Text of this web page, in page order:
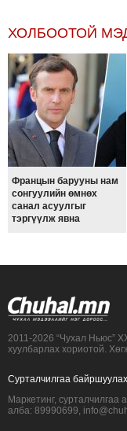
ДҮГЭЭР
СУРГУУЛИЙН
ЭРГЭН
ТОЙРОНД
ЗӨРЧЛИЙН
ХУУЛИЙН
ЭРГЭН
ЕРӨНХИЙЛӨГЧИЙН
СОНГУУЛЬ-2017
ХОЛБООТОЙ
Францын барууны нам
сонгуулийн өмнөх
санал асуулгыг
тэргүүлж явна
2011-2026 “Чухал Ньюс”
хуулбарлах хориотой.
Сурталчилгаа байршуулах
Маркетинг,
алба: 89990699,